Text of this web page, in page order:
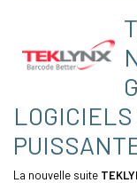
LOGICIELS
La nouvelle suite